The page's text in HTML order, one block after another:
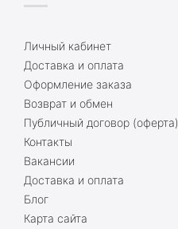
Личный кабинет
Доставка и оплата
Оформление заказа
Возврат и обмен
Публичный договор (оферта)
Контакты
Вакансии
Доставка и оплата
Блог
Карта сайта